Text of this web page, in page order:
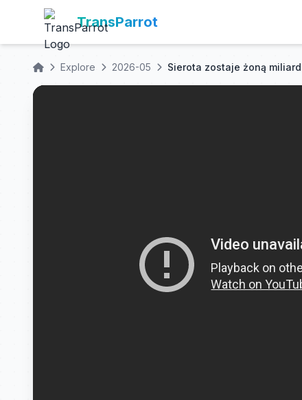
TransParrot
Explore 2026-05